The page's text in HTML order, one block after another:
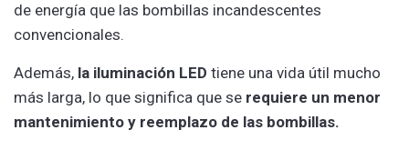
de energía que las bombillas incandescentes
convencionales.
Además, la iluminación LED tiene una vida útil mucho
más larga, lo que significa que se requiere un menor
mantenimiento y reemplazo de las bombillas.